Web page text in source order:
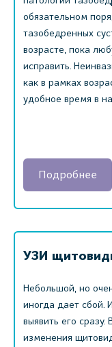
обязательном
тазобедренных
возрасте, пока
исправить.
как в рамках
удобное время в
Подробнее
УЗИ
Небольшой, но
иногда дает сбой.
выявить его
изменения